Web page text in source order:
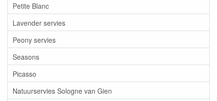
Petite Blanc
Lavender servies
Peony servies
Seasons
Picasso
Natuurservies Sologne van Gien